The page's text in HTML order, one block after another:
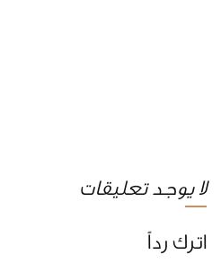
لا يوجد تعليقات
اترك رداً